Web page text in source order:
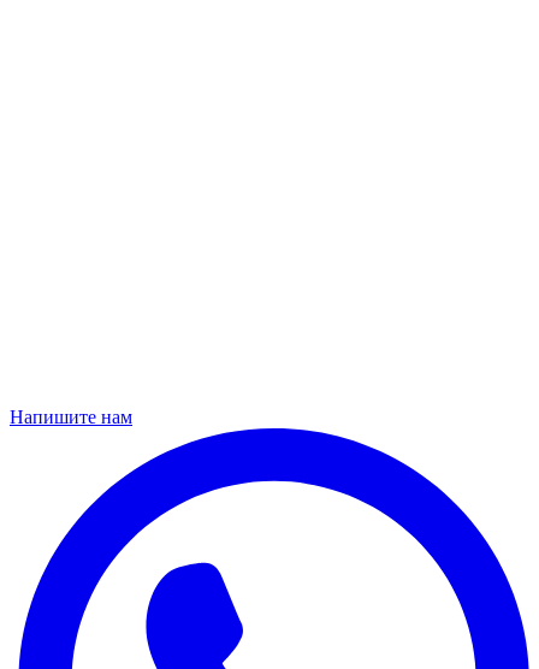
Напишите нам